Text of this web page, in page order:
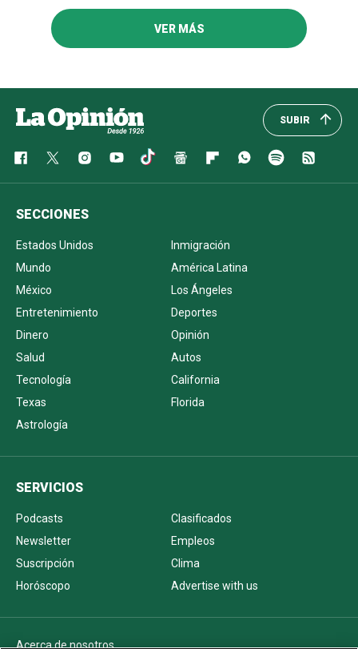
VER MÁS
SUBIR
SECCIONES
Estados Unidos
Inmigración
Mundo
América Latina
México
Los Ángeles
Entretenimiento
Deportes
Dinero
Opinión
Salud
Autos
Tecnología
California
Texas
Florida
Astrología
SERVICIOS
Podcasts
Clasificados
Newsletter
Empleos
Suscripción
Clima
Horóscopo
Advertise with us
Acerca de nosotros